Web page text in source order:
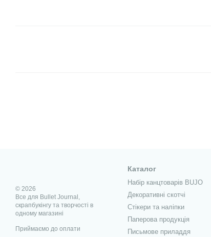
© 2026
Все для Bullet Journal,
скрапбукінгу та творчості в
одному магазині
Приймаємо до оплати
Каталог
Набір канцтоварів BUJO
Декоративні скотчі
Стікери та наліпки
Паперова продукція
Письмове приладдя